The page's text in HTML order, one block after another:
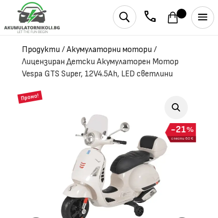
phone
U
Продукти/ Акумулаторни мотори/
Лицензиран Детски Акумулаторен Мотор
Vespa GTS Super, 12V4.5Ah, LED светлини
Промо!
%
21
спести 60 €